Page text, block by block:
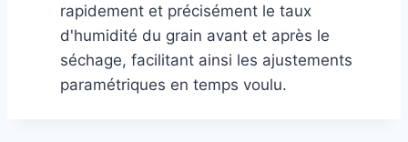
rapidement et précisément le taux
d'humidité du grain avant et après le
séchage, facilitant ainsi les ajustements
paramétriques en temps voulu.